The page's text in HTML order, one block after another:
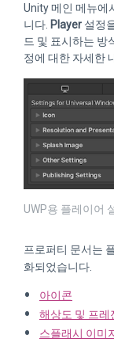
Unity 메인 메뉴에
니다. Player 설정
드 및 표시하는 방
정에 대한 자세한
UWP용 플레이어
프로퍼티 문서는
화되었습니다.
아이콘
해상도 및 프레
스플래시 이미